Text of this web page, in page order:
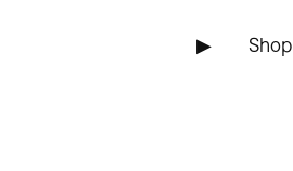
▶ Shop